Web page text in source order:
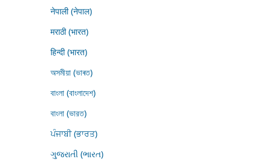
नेपाली (नेपाल)
मराठी (भारत)
हिन्दी (भारत)
অসমীয়া (ভাৰত)
বাংলা (বাংলাদেশ)
বাংলা (ভারত)
ਪੰਜਾਬੀ (ਭਾਰਤ)
ગુજરાતી (ભારત)